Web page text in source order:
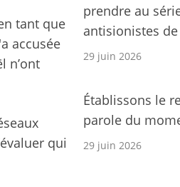
tant que
accusée
n’ont
qui
prendre au
antisionistes de
29 juin 2026
Établissons le
parole du
29 juin 2026